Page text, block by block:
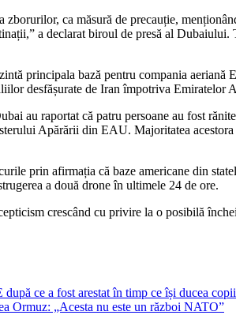
ca măsură de precauție,
a declarat biroul de presă al
principala bază pentru compania
desfășurate de Iran împotriva
au raportat că patru persoane au fost
Apărării din EAU. Majoritatea
prin afirmația că baze americane din
a două drone în ultimele 24 de ore.
crescând cu privire la o posibilă
ce a fost arestat în timp ce își ducea
Ormuz: „Acesta nu este un război NATO”